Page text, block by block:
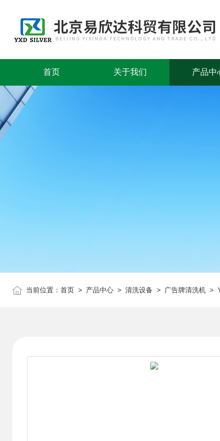
首页 关于我们 产品中
当前位置： 首页 > 产品中心 > 清洗设备 > 广告牌清洗机 >